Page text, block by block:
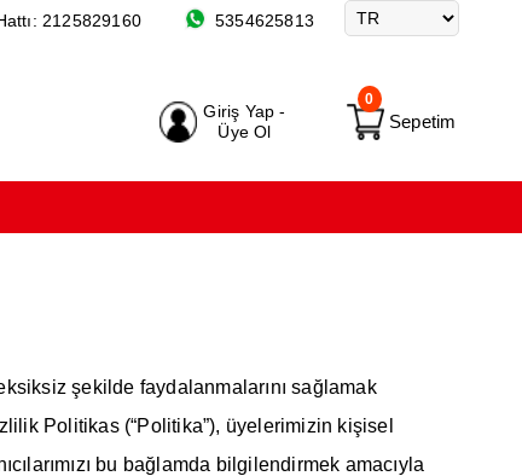
2125829160 5354625813
Giriş Yap -
Üye Ol
Sepetim
0
şekilde faydalanmalarını sağlamak
Politikas (“Politika”), üyelerimizin kişisel
bu bağlamda bilgilendirmek amacıyla